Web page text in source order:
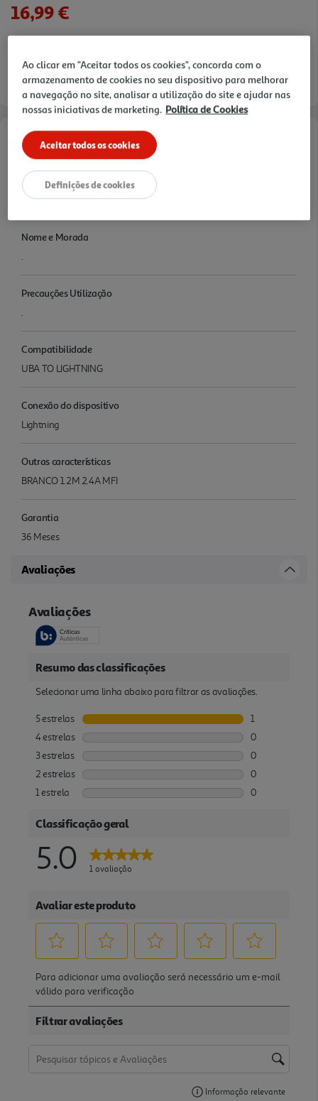
16,99 €
Entrega estimada entre14/08/2026 e 17/08/2026
Características
Denominação
Nome e Morada
.
Precauções Utilização
.
Compatibilidade
UBA TO LIGHTNING
Conexão do dispositivo
Lightning
Outras características
BRANCO 1.2M 2.4A MFI
Garantia
36 Meses
Avaliações
Ao clicar em "Aceitar todos os cookies", concorda com o
armazenamento de cookies no seu dispositivo para melhorar
a navegação no site, analisar a utilização do site e ajudar nas
nossas iniciativas de marketing. Política de Cookies
Aceitar todos os cookies
Definições de cookies